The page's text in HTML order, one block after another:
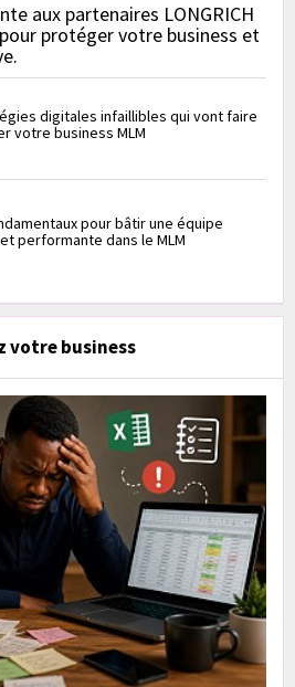
aux partenaires LONGRICH
protéger votre business et
digitales infaillibles qui vont faire
votre business MLM
pour bâtir une équipe
performante dans le MLM
votre business